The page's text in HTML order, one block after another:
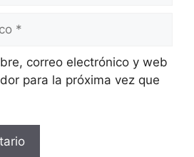
correo electrónico y web
para la próxima vez que